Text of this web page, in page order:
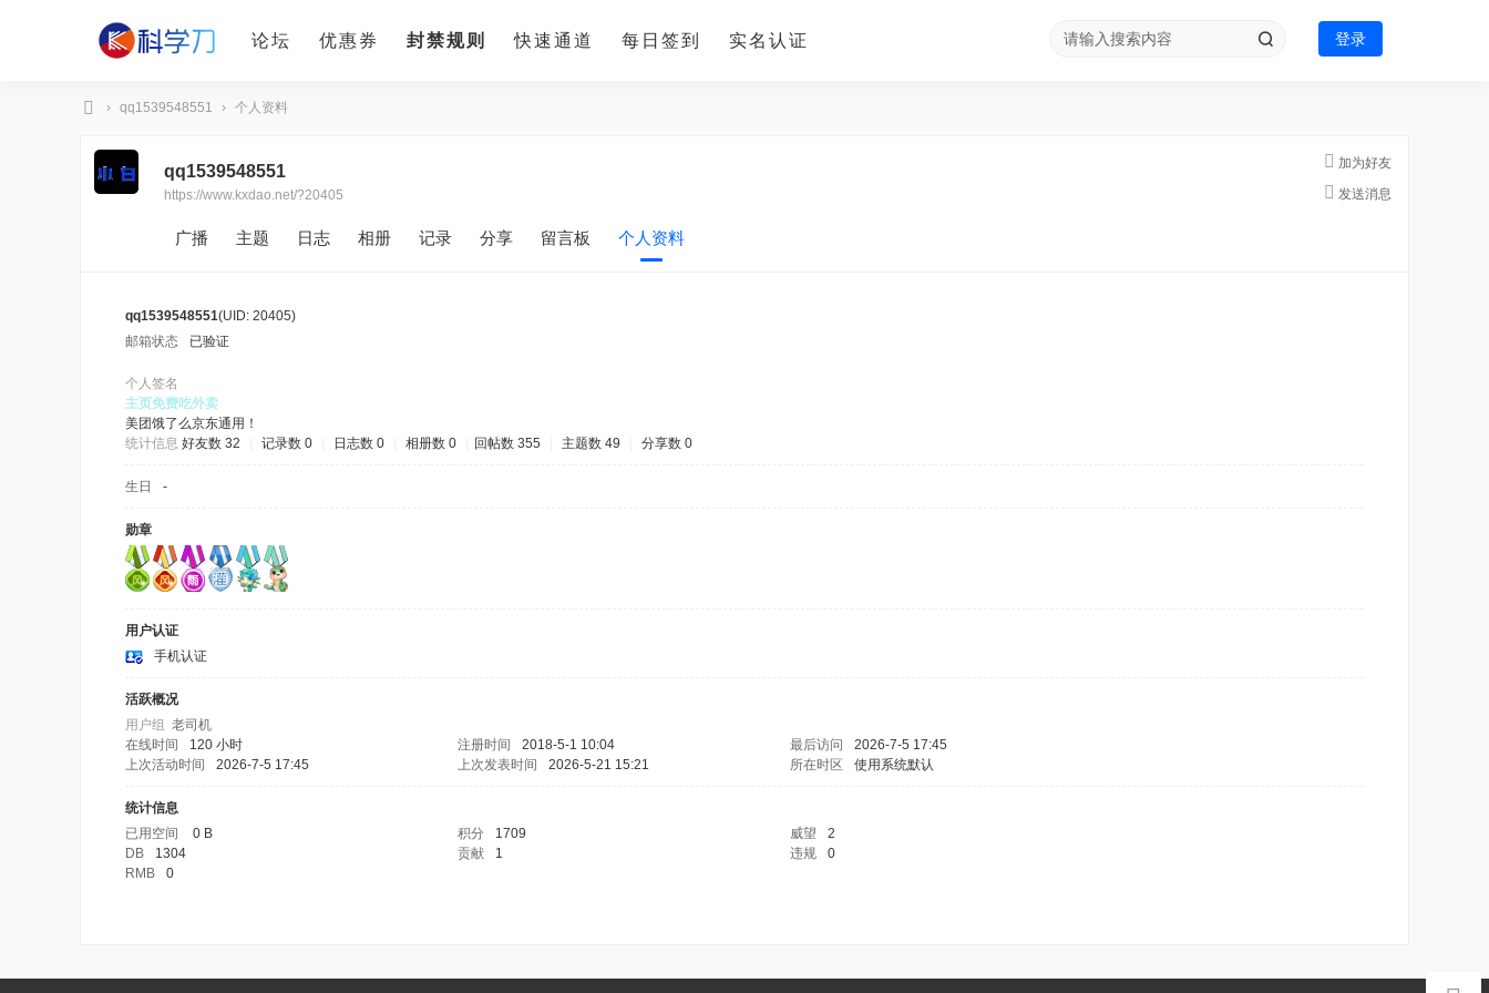
论坛 优惠券 封禁规则 快速通道 每日签到 实名认证 登录
› qq1539548551 › 个人资料
加为好友
发送消息
qq1539548551
https://www.kxdao.net/?20405
广播 主题 日志 相册 记录 分享 留言板 个人资料
qq1539548551(UID: 20405)
邮箱状态
已验证
个人签名
主页免费吃外卖
美团饿了么京东通用！
统计信息 好友数 32 记录数 0 日志数 0 相册数 0 回帖数 355 主题数 49 分享数 0
生日 -
勋章
用户认证
手机认证
活跃概况
用户组 老司机
在线时间
120 小时 注册时间 2018-5-1 10:04 最后访问
2026-7-5 17:45
上次活动时间
2026-7-5 17:45 上次发表时间 2026-5-21 15:21 所在时区 使用系统默认
统计信息
已用空间
0 B 积分 1709 威望
2
DB
1304 贡献 1 违规
0
RMB
0